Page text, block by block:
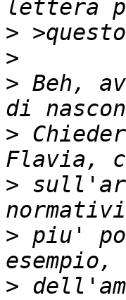
>
>
> Beh,
>
>
> piu'
>